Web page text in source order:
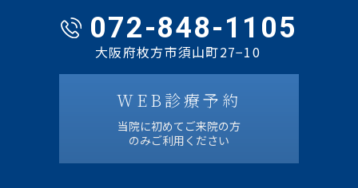
072-848-1105
大阪府枚方市須山町27−10
WEB診療予約
当院に初めてご来院の方
のみご利用ください